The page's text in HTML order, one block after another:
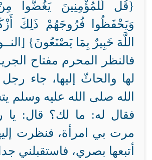
{قُل لِّلْمُؤْمِنِينَ يَغُضُّوا
وَيَحْفَظُوا فُرُوجَهُمْ ذَلِكَ
اللَّهَ خَبِيرٌ بِمَا يَصْنَعُونَ} [النــور:
فالنظر المحرم مفتاح
لها والحاثّ إليها، جاء
الله صلى الله عليه وسلم
فقال له: ما لك؟ قال: يا
مرت بي امرأة، فنظرت
أتبعها بصري، فاستقبلني